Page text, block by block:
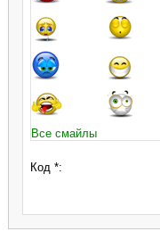
Все смайлы
Код *: